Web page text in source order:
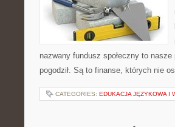
nazwany fundusz społeczny to
pogodził. Są to finanse, których nie
CATEGORIES: EDUKACJA JĘZYKOWA I